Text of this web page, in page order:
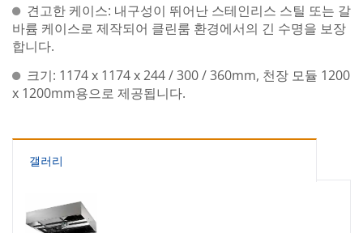
견고한 케이스: 내구성이 뛰어난 스테인리스 스틸 또는 갈
바륨 케이스로 제작되어 클린룸 환경에서의 긴 수명을 보장
합니다.
크기: 1174 x 1174 x 244 / 300 / 360mm, 천장 모듈 1200
x 1200mm용으로 제공됩니다.
갤러리